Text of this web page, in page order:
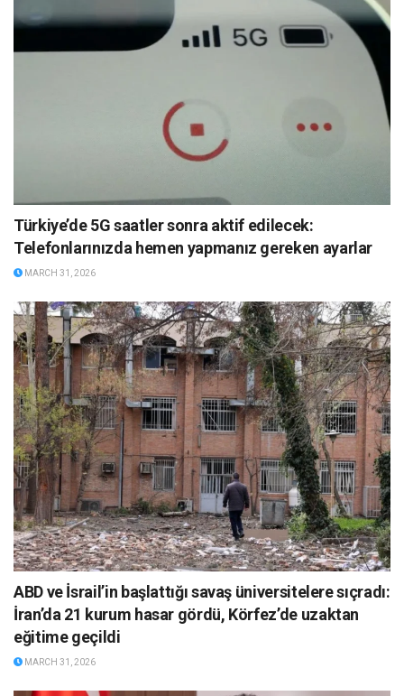
Türkiye’de 5G saatler sonra aktif edilecek:
Telefonlarınızda hemen yapmanız gereken ayarlar
MARCH 31, 2026
ABD ve İsrail’in başlattığı savaş üniversitelere sıçradı:
İran’da 21 kurum hasar gördü, Körfez’de uzaktan
eğitime geçildi
MARCH 31, 2026